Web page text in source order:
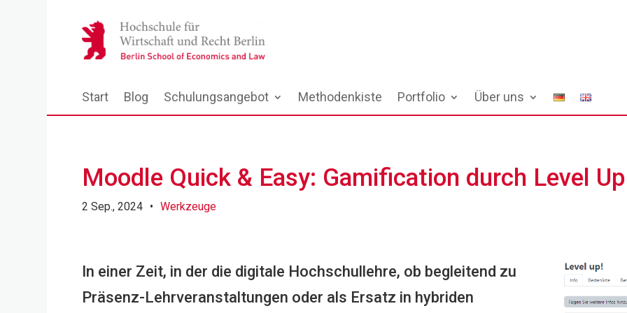
Start Blog Schulungsangebot Methodenkiste Portfolio Über uns
Moodle Quick & Easy: Gamification durch Level
2 Sep., 2024 • Werkzeuge
In einer Zeit, in der die digitale Hochschullehre, ob begleitend zu
Präsenz-Lehrveranstaltungen oder als Ersatz in hybriden